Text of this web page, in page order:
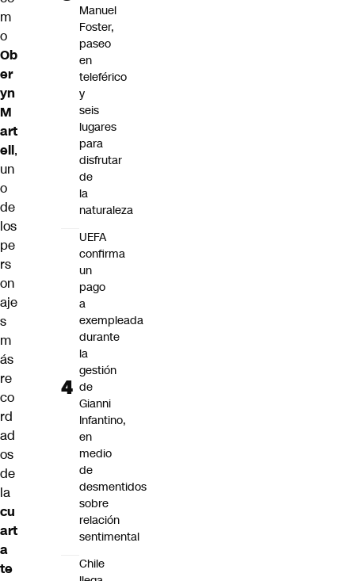
m
o
Ob
er
yn
M
art
ell,
un
o
de
los
pe
rs
on
aje
s
m
ás
re
co
rd
ad
os
de
la
cu
art
a
te
Manuel
Foster,
paseo
en
teleférico
y
seis
lugares
para
disfrutar
de
la
naturaleza
UEFA
confirma
un
pago
a
exempleada
durante
la
gestión
de
Gianni
Infantino,
en
medio
de
desmentidos
sobre
relación
sentimental
Chile